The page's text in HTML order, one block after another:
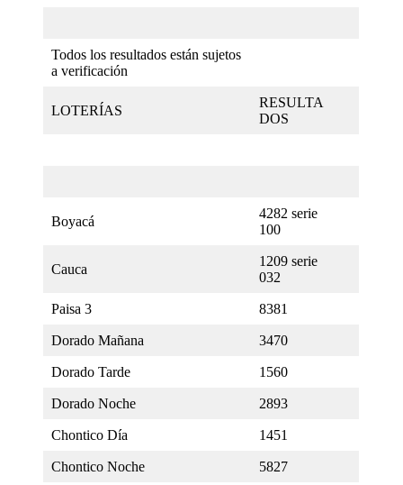
Todos los resultados están sujetos
a verificación
LOTERÍAS
RESULTA
DOS
Boyacá
4282 serie
100
Cauca
1209 serie
032
Paisa 3 8381
Dorado Mañana 3470
Dorado Tarde 1560
Dorado Noche 2893
Chontico Día 1451
Chontico Noche 5827